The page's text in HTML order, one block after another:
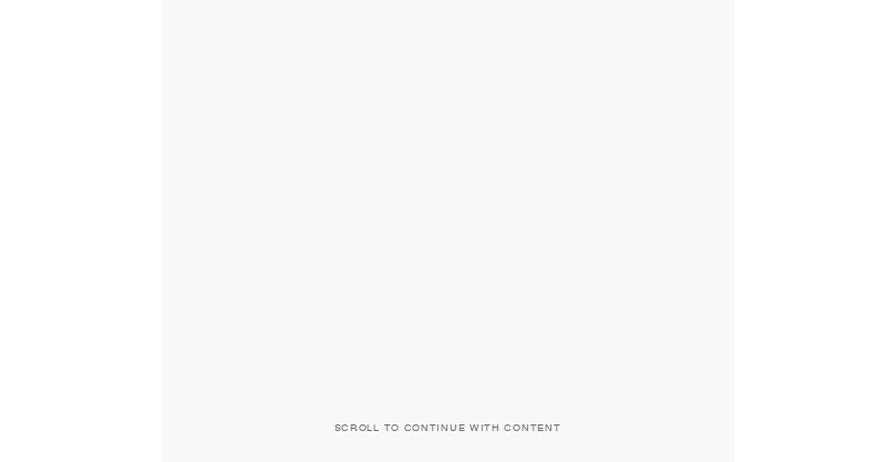
SCROLL TO CONTINUE WITH CONTENT